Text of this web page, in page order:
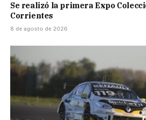
Se realizó la primera Expo
Corrientes
8 de agosto de 2026